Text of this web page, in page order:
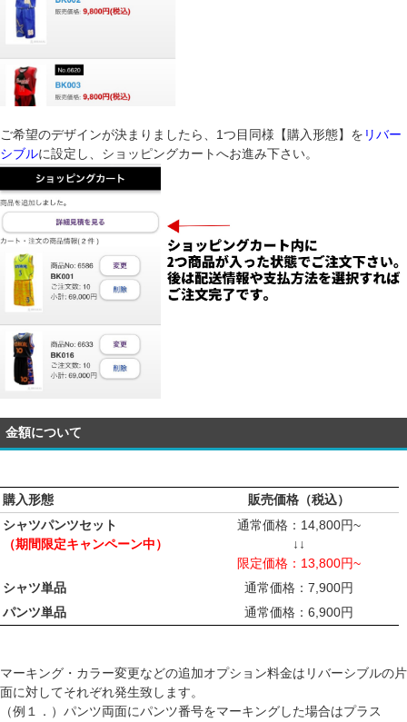
ご希望のデザインが決まりましたら、1つ目同様【購入形態】を リバー
シブルに設定し、ショッピングカートへお進み下さい。
金額について
購入形態
販売価格（税込）
シャツパンツセット
（期間限定キャンペーン中）
通常価格：14,800円~
↓↓
限定価格：13,800円~
シャツ単品
通常価格：7,900円
パンツ単品
通常価格：6,900円
マーキング・カラー変更などの追加オプション料金はリバーシブルの片
面に対してそれぞれ発生致します。
（例１．）パンツ両面にパンツ番号をマーキングした場合はプラス